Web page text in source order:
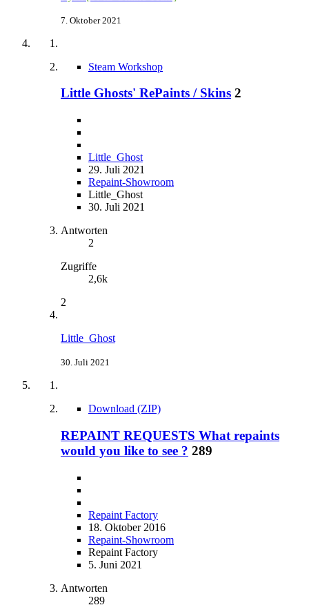
7. Oktober 2021
Steam Workshop
Little Ghosts' RePaints / Skins 2
Little_Ghost
29. Juli 2021
Repaint-Showroom
Little_Ghost
30. Juli 2021
Antworten
2
Zugriffe
2,6k
2
Little_Ghost
30. Juli 2021
Download (ZIP)
REPAINT REQUESTS What repaints
would you like to see ? 289
Repaint Factory
18. Oktober 2016
Repaint-Showroom
Repaint Factory
5. Juni 2021
Antworten
289